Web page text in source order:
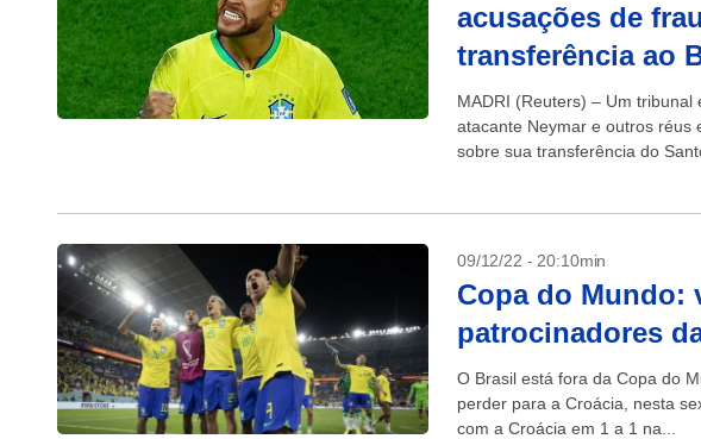
acusações de
transferência ao
MADRI (Reuters) – Um
atacante Neymar e outros réus
sobre sua transferência do
09/12/22 - 20:10min
Copa do Mundo:
patrocinadores
O Brasil está fora da Copa do
perder para a Croácia, nesta
com a Croácia em 1 a 1 na...